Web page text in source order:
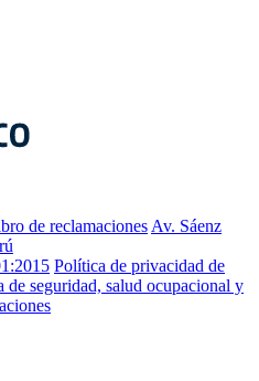
de reclamaciones Av. Sáenz
Política de privacidad de
de seguridad, salud ocupacional y